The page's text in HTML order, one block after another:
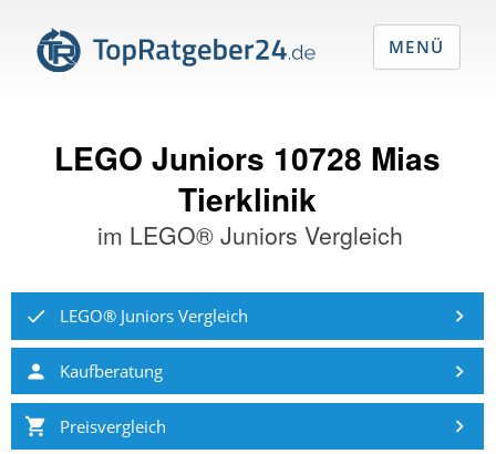
LEGO Juniors 10728 Mias
Tierklinik
im LEGO® Juniors Vergleich
LEGO® Juniors Vergleich
Kaufberatung
Preisvergleich
MENÜ